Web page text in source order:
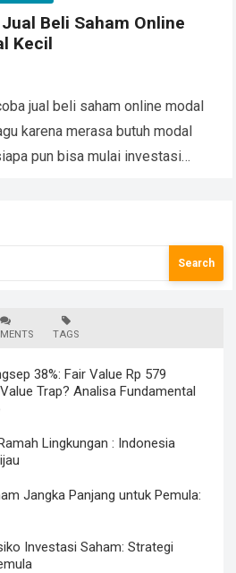
Beli Saham Online
Kecil
jual beli saham online modal
karena merasa butuh modal
pun bisa mulai investasi
TAGS
38%: Fair Value Rp 579
Trap? Analisa Fundamental
Lingkungan : Indonesia
Jangka Panjang untuk Pemula:
Investasi Saham: Strategi